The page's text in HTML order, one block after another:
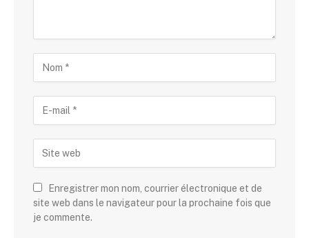
Enregistrer mon nom, courrier électronique et de
site web dans le navigateur pour la prochaine fois que
je commente.